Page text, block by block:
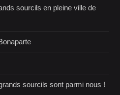
sourcils en pleine ville de
sourcils sont parmi nous !